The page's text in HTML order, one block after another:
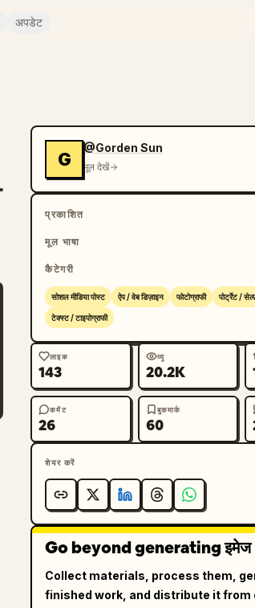
अपडेट
G
@Gorden Sun
मूल देखें
प्रकाशित
मूल भाषा
कैटेगरी
सोशल मीडिया पोस्ट ऐप / वेब डिज़ाइन फोटोग्राफी पोर्ट्रेट /
टेक्स्ट / टाइपोग्राफी
लाइक
143
व्यू
20.2K
कमेंट
26
बुकमार्क
60
शेयर करें
Go beyond generating इमेज
Collect materials, process them,
finished work, and distribute it from